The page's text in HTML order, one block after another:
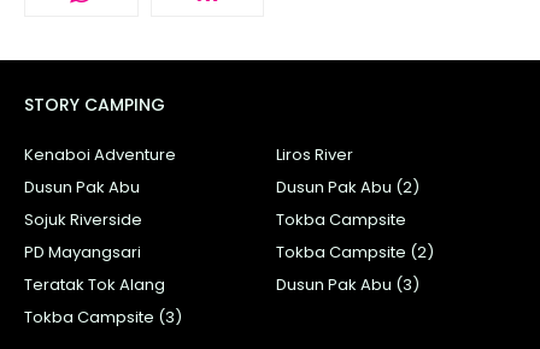
STORY CAMPING
Kenaboi Adventure
Liros River
Dusun Pak Abu
Dusun Pak Abu (2)
Sojuk Riverside
Tokba Campsite
PD Mayangsari
Tokba Campsite (2)
Teratak Tok Alang
Dusun Pak Abu (3)
Tokba Campsite (3)